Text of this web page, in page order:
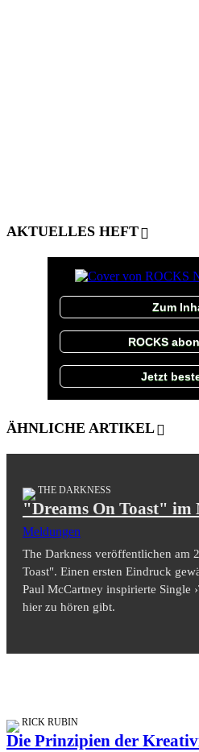
AKTUELLES HEFT
Zum
ROCKS
Jetzt
ÄHNLICHE ARTIKEL
THE DARKNESS
"Dreams On Toast" im
Meldungen
The Darkness veröffentlichen am
Toast". Einen ersten Eindruck
Paul McCartney inspirierte Single
hier zu hören gibt.
RICK RUBIN
Die Prinzipien der